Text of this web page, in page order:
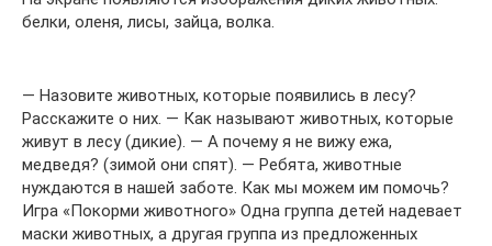
белки, оленя, лисы, зайца, волка.
— Назовите животных, которые появились в лесу?
Расскажите о них. — Как называют животных, которые
живут в лесу (дикие). — А почему я не вижу ежа,
медведя? (зимой они спят). — Ребята, животные
нуждаются в нашей заботе. Как мы можем им помочь?
Игра «Покорми животного» Одна группа детей надевает
маски животных, а другая группа из предложенных